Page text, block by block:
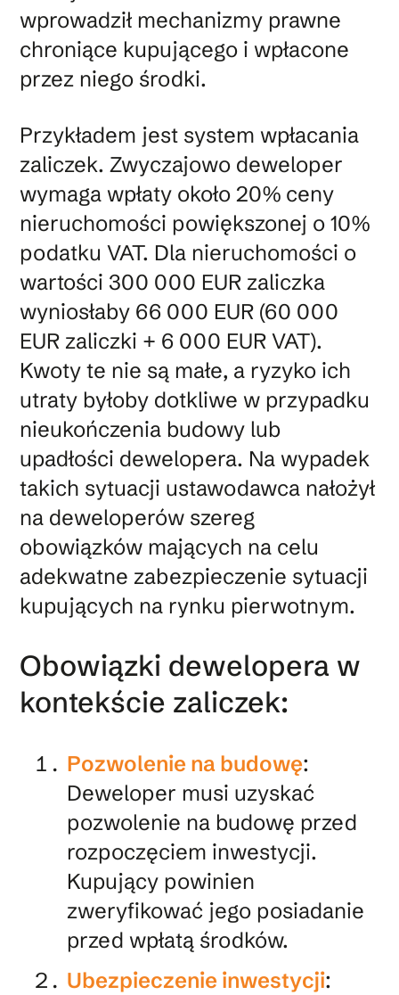
wprowadził mechanizmy prawne
chroniące kupującego i wpłacone
przez niego środki.
Przykładem jest system wpłacania
zaliczek. Zwyczajowo deweloper
wymaga wpłaty około 20% ceny
nieruchomości powiększonej o 10%
podatku VAT. Dla nieruchomości o
wartości 300 000 EUR zaliczka
wyniosłaby 66 000 EUR (60 000
EUR zaliczki + 6 000 EUR VAT).
Kwoty te nie są małe, a ryzyko ich
utraty byłoby dotkliwe w przypadku
nieukończenia budowy lub
upadłości dewelopera. Na wypadek
takich sytuacji ustawodawca nałożył
na deweloperów szereg
obowiązków mających na celu
adekwatne zabezpieczenie sytuacji
kupujących na rynku pierwotnym.
Obowiązki dewelopera w
kontekście zaliczek:
Pozwolenie na budowę:
Deweloper musi uzyskać
pozwolenie na budowę przed
rozpoczęciem inwestycji.
Kupujący powinien
zweryfikować jego posiadanie
przed wpłatą środków.
Ubezpieczenie inwestycji: